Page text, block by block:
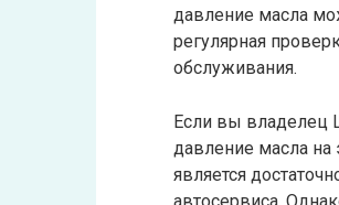
давление масла
регулярная
обслуживания.
Если вы владелец
давление масла
является